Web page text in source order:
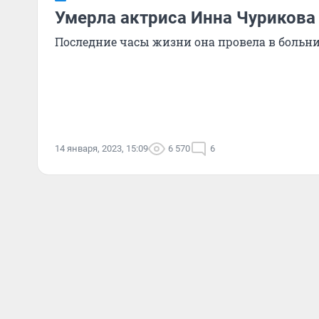
Умерла актриса Инна Чурикова
Последние часы жизни она провела в
14 января, 2023, 15:09 6 570 6